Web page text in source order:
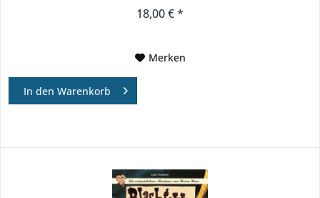
18,00 € *
Merken
In den Warenkorb